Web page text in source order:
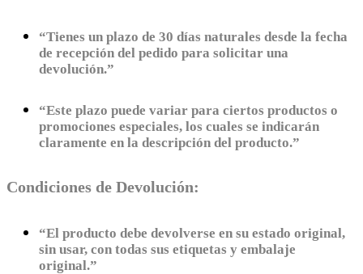
“Tienes un plazo de 30 días naturales desde la fecha
de recepción del pedido para solicitar una
devolución.”
“Este plazo puede variar para ciertos productos o
promociones especiales, los cuales se indicarán
claramente en la descripción del producto.”
Condiciones de Devolución:
“El producto debe devolverse en su estado original,
sin usar, con todas sus etiquetas y embalaje
original.”